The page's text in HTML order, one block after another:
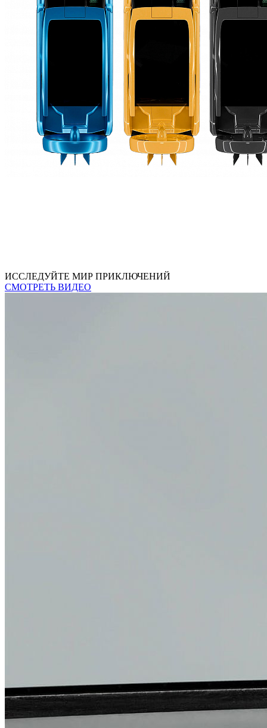
ИССЛЕДУЙТЕ МИР ПРИКЛЮЧЕНИЙ
СМОТРЕТЬ ВИДЕО